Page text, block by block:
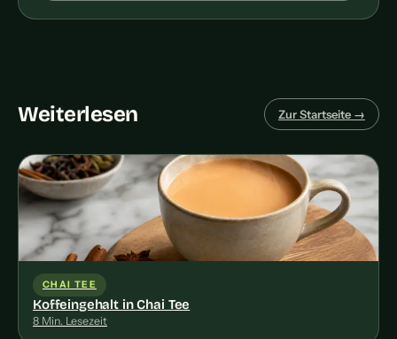
Weiterlesen Zur Startseite →
CHAI TEE
Koffeingehalt in Chai Tee
8 Min. Lesezeit